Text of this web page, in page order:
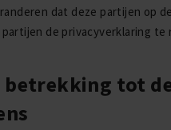
dat deze partijen op
de privacyverklaring te
betrekking tot